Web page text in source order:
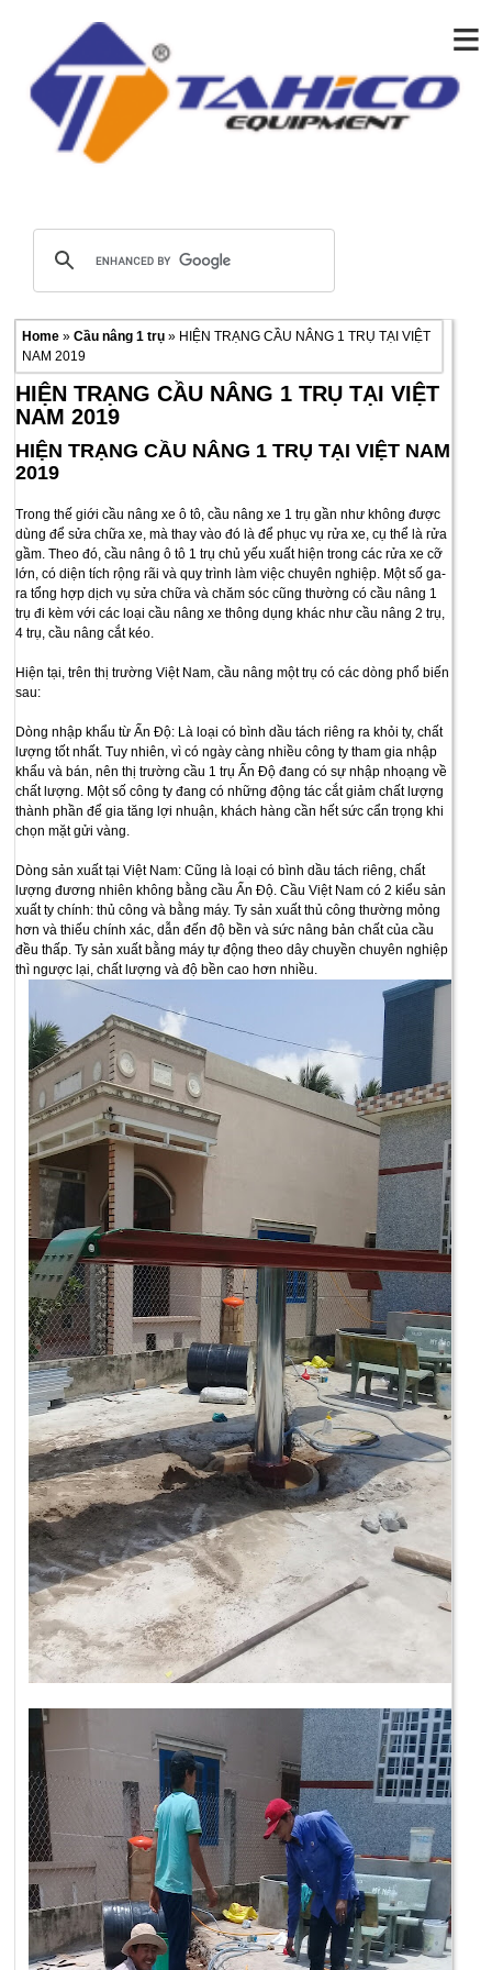
≡
Home»Cầu nâng 1 trụ» HIỆN TRẠNG CẦU NÂNG 1 TRỤ TẠI VIỆT
NAM 2019
HIỆN TRẠNG CẦU NÂNG 1 TRỤ TẠI VIỆT
NAM 2019
HIỆN TRẠNG CẦU NÂNG 1 TRỤ TẠI VIỆT NAM
2019
Trong thế giới cầu nâng xe ô tô, cầu nâng xe 1 trụ gần như không được
dùng để sửa chữa xe, mà thay vào đó là để phục vụ rửa xe, cụ thể là rửa
gầm. Theo đó, cầu nâng ô tô 1 trụ chủ yếu xuất hiện trong các rửa xe cỡ
lớn, có diện tích rộng rãi và quy trình làm việc chuyên nghiệp. Một số ga-
ra tổng hợp dịch vụ sửa chữa và chăm sóc cũng thường có cầu nâng 1
trụ đi kèm với các loại cầu nâng xe thông dụng khác như cầu nâng 2 trụ,
4 trụ, cầu nâng cắt kéo.
Hiện tại, trên thị trường Việt Nam, cầu nâng một trụ có các dòng phổ biến
sau:
Dòng nhập khẩu từ Ấn Độ: Là loại có bình dầu tách riêng ra khỏi ty, chất
lượng tốt nhất. Tuy nhiên, vì có ngày càng nhiều công ty tham gia nhập
khẩu và bán, nên thị trường cầu 1 trụ Ấn Độ đang có sự nhập nhoạng về
chất lượng. Một số công ty đang có những động tác cắt giảm chất lượng
thành phần để gia tăng lợi nhuận, khách hàng cần hết sức cẩn trọng khi
chọn mặt gửi vàng.
Dòng sản xuất tại Việt Nam: Cũng là loại có bình dầu tách riêng, chất
lượng đương nhiên không bằng cầu Ấn Độ. Cầu Việt Nam có 2 kiểu sản
xuất ty chính: thủ công và bằng máy. Ty sản xuất thủ công thường mỏng
hơn và thiếu chính xác, dẫn đến độ bền và sức nâng bản chất của cầu
đều thấp. Ty sản xuất bằng máy tự động theo dây chuyền chuyên nghiệp
thì ngược lại, chất lượng và độ bền cao hơn nhiều.